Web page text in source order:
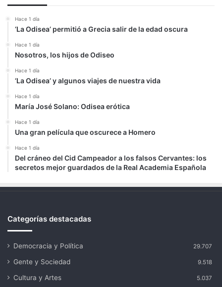
Hace 1 día
‘La Odisea’ permitió a Grecia salir de la edad oscura
Hace 1 día
Nosotros, los hijos de Odiseo
Hace 1 día
‘La Odisea’ y algunos viajes de nuestra vida
Hace 1 día
María José Solano: Odisea erótica
Hace 1 día
Una gran película que oscurece a Homero
Hace 1 día
Del cráneo del Cid Campeador a los falsos Cervantes: los
secretos mejor guardados de la Real Academia Española
Categorías destacadas
Democracia y Política 29.707
Gente y Sociedad 9.518
Cultura y Artes 5.037